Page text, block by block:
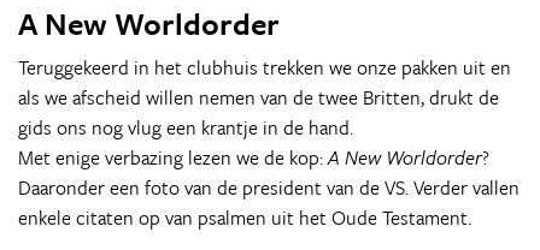
A New Worldorder
Teruggekeerd in het clubhuis trekken we onze pakken uit en
als we afscheid willen nemen van de twee Britten, drukt de
gids ons nog vlug een krantje in de hand.
Met enige verbazing lezen we de kop:A New Worldorder?
Daaronder een foto van de president van de VS. Verder vallen
enkele citaten op van psalmen uit het Oude Testament.